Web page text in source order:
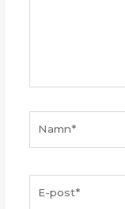
post*